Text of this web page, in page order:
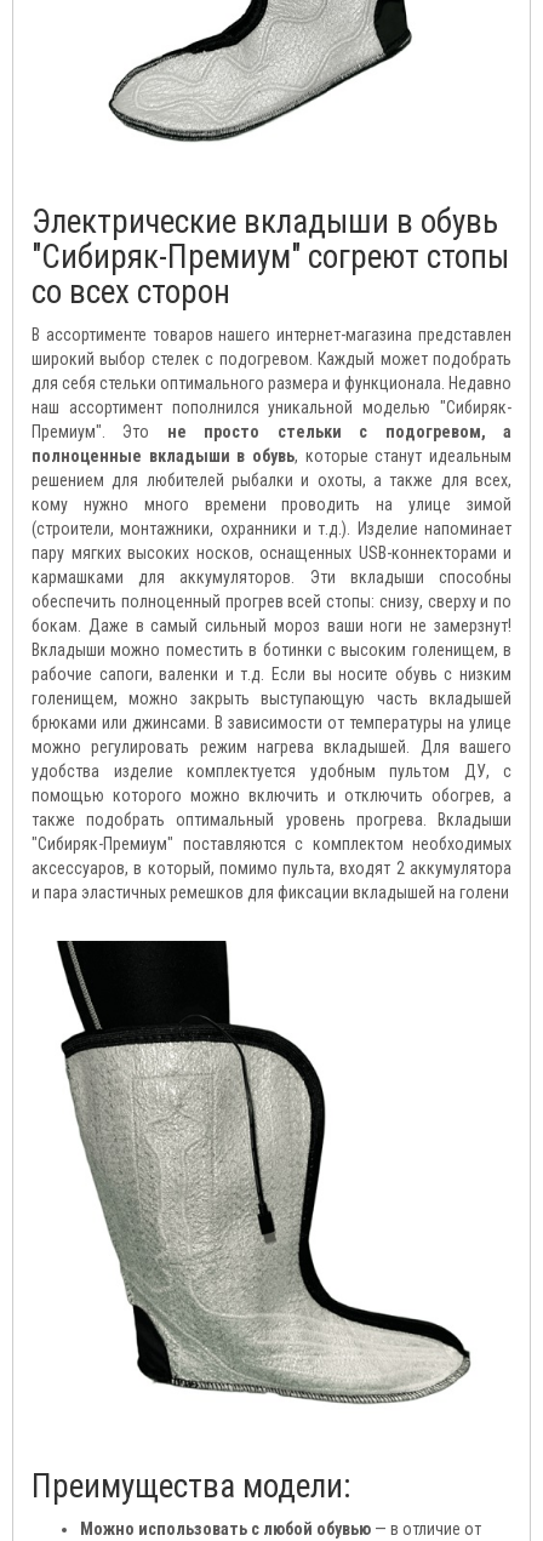
Электрические вкладыши в обувь
"Сибиряк-Премиум" согреют стопы
со всех сторон
В ассортименте товаров нашего интернет-магазина представлен
широкий выбор стелек с подогревом. Каждый может подобрать
для себя стельки оптимального размера и функционала. Недавно
наш ассортимент пополнился уникальной моделью "Сибиряк-
Премиум". Это не просто стельки с подогревом, а
полноценные вкладыши в обувь, которые станут идеальным
решением для любителей рыбалки и охоты, а также для всех,
кому нужно много времени проводить на улице зимой
(строители, монтажники, охранники и т.д.). Изделие напоминает
пару мягких высоких носков, оснащенных USB-коннекторами и
кармашками для аккумуляторов. Эти вкладыши способны
обеспечить полноценный прогрев всей стопы: снизу, сверху и по
бокам. Даже в самый сильный мороз ваши ноги не замерзнут!
Вкладыши можно поместить в ботинки с высоким голенищем, в
рабочие сапоги, валенки и т.д. Если вы носите обувь с низким
голенищем, можно закрыть выступающую часть вкладышей
брюками или джинсами. В зависимости от температуры на улице
можно регулировать режим нагрева вкладышей. Для вашего
удобства изделие комплектуется удобным пультом ДУ, с
помощью которого можно включить и отключить обогрев, а
также подобрать оптимальный уровень прогрева. Вкладыши
"Сибиряк-Премиум" поставляются с комплектом необходимых
аксессуаров, в который, помимо пульта, входят 2 аккумулятора
и пара эластичных ремешков для фиксации вкладышей на голени
Преимущества модели:
Можно использовать с любой обувью — в отличие от